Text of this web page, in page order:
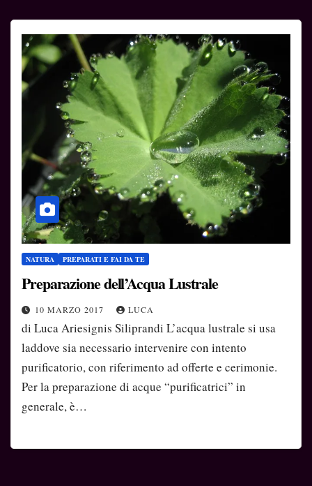
NATURA PREPARATI E FAI DA TE
Preparazione dell’Acqua Lustrale
10 MARZO 2017 LUCA
di Luca Ariesignis Siliprandi L’acqua lustrale si usa
laddove sia necessario intervenire con intento
purificatorio, con riferimento ad offerte e cerimonie.
Per la preparazione di acque “purificatrici” in
generale, è…